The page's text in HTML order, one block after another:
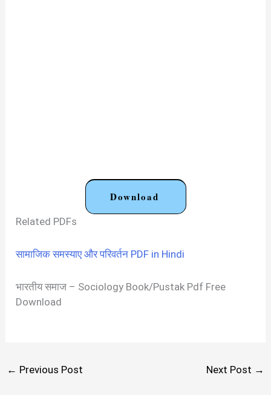
Download
Related PDFs
सामाजिक समस्याए और परिवर्तन PDF in Hindi
भारतीय समाज – Sociology Book/Pustak Pdf Free
Download
← Previous Post Next Post →